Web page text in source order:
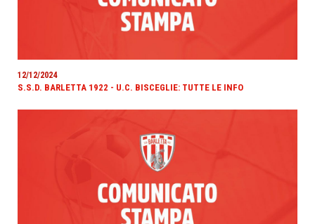
12/12/2024
S.S.D. BARLETTA 1922 - U.C. BISCEGLIE: TUTTE LE INFO